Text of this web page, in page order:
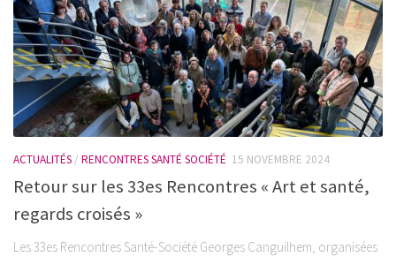
ACTUALITÉS / RENCONTRES SANTÉ SOCIÉTÉ 15 NOVEMBRE 2024
Retour sur les 33es Rencontres « Art et santé,
regards croisés »
Les 33es Rencontres Santé-Société Georges Canguilhem, organisées